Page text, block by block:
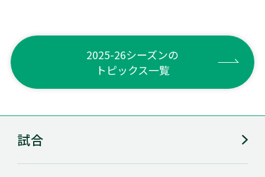
2025-26シーズンの
トピックス一覧
試合